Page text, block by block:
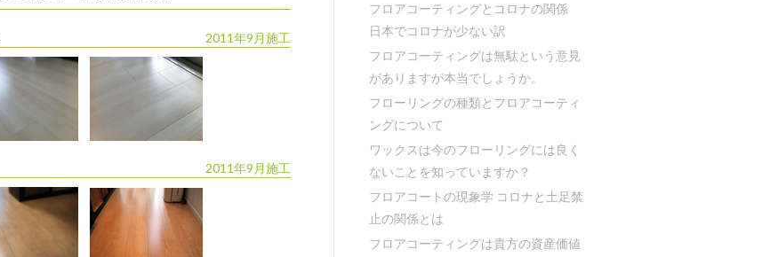
2011年9月施工
2011年9月施工
フロアコーティングとコロナの関係
日本でコロナが少ない訳
フロアコーティングは無駄という意見
がありますが本当でしょうか。
フローリングの種類とフロアコーティ
ングについて
ワックスは今のフローリングには良く
ないことを知っていますか？
フロアコートの現象学 コロナと土足禁
止の関係とは
フロアコーティングは貴方の資産価値